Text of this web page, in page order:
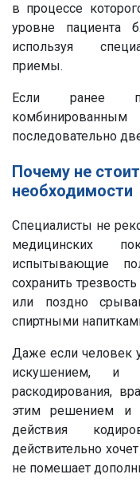
в процессе
уровне пациента
используя
приемы.
Если ранее
последовательно
Почему не
необходимости
Специалисты не
медицинских
испытывающие
сохранить
или поздно
спиртными
Даже если человек
искушением, и
раскодирования,
этим решением и
действия
действительно
не помешает